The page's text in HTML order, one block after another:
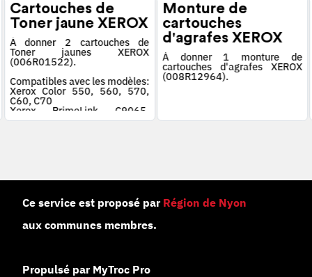
Cartouches de
Toner jaune XEROX
À donner 2 cartouches de
Toner jaunes XEROX
(006R01522).
Compatibles avec les modèles:
Xerox Color 550, 560, 570,
C60, C70
Xerox PrimeLink C9065,
C9070
Monture de
cartouches
d'agrafes XEROX
À donner 1 monture de
cartouches d'agrafes XEROX
(008R12964).
Ce service est proposé par Région de Nyon
aux communes membres.
Propulsé par MyTroc Pro